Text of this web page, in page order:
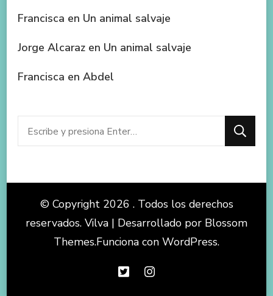
Francisca en Un animal salvaje
Jorge Alcaraz en Un animal salvaje
Francisca en Abdel
¿Buscas
algo?
© Copyright 2026 . Todos los derechos
reservados. Vilva | Desarrollado por Blossom
Themes.Funciona con WordPress.